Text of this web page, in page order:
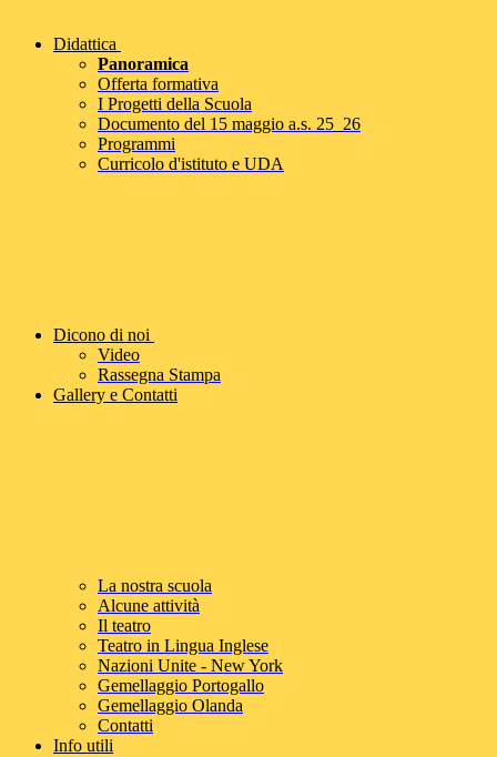
Didattica
Panoramica
Offerta formativa
I Progetti della Scuola
Documento del 15 maggio a.s. 25_26
Programmi
Curricolo d'istituto e UDA
Dicono di noi
Video
Rassegna Stampa
Gallery e Contatti
La nostra scuola
Alcune attività
Il teatro
Teatro in Lingua Inglese
Nazioni Unite - New York
Gemellaggio Portogallo
Gemellaggio Olanda
Contatti
Info utili